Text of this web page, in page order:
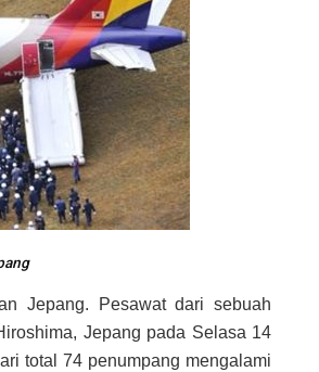
Jepang. Pesawat dari sebuah
Jepang pada Selasa 14
total 74 penumpang mengalami